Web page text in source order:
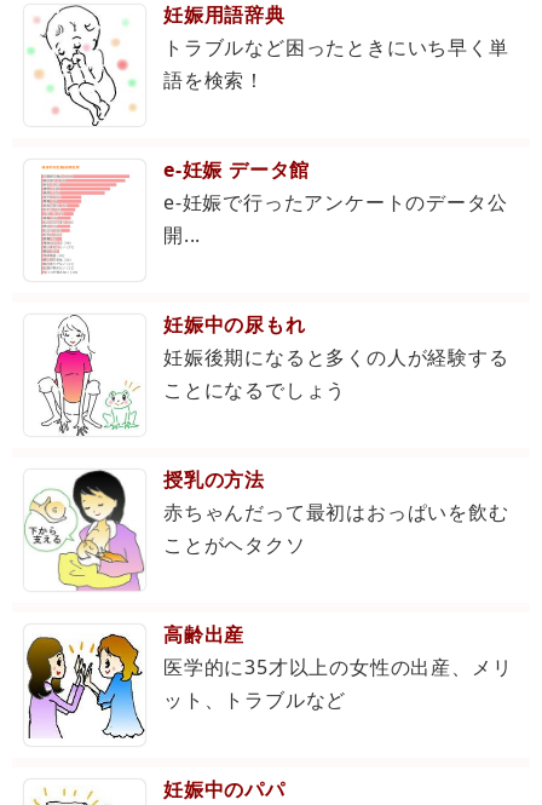
妊娠用語辞典
トラブルなど困ったときにいち早く単
語を検索！
e-妊娠 データ館
e-妊娠で行ったアンケートのデータ公
開...
妊娠中の尿もれ
妊娠後期になると多くの人が経験する
ことになるでしょう
授乳の方法
赤ちゃんだって最初はおっぱいを飲む
ことがヘタクソ
高齢出産
医学的に35才以上の女性の出産、メリ
ット、トラブルなど
妊娠中のパパ